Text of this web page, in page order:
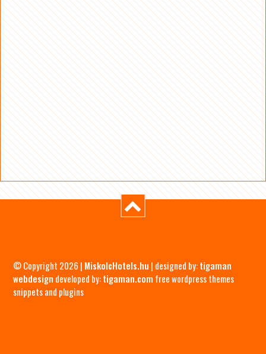
© Copyright 2026 | MiskolcHotels.hu | designed by:tigaman
webdesign developed by:tigaman.com free wordpress themes
snippets and plugins